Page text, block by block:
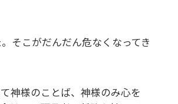
そこがだんだん危なくなってき
神様のことば、神様のみ心を